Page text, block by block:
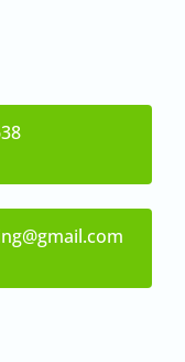
gmail.com